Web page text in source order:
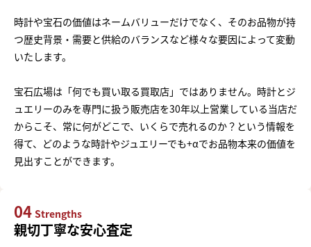
時計や宝石の価値はネームバリューだけでなく、そのお品物が持
つ歴史背景・需要と供給のバランスなど様々な要因によって変動
いたします。
宝石広場は「何でも買い取る買取店」ではありません。時計とジ
ュエリーのみを専門に扱う販売店を30年以上営業している当店だ
からこそ、常に何がどこで、いくらで売れるのか？という情報を
得て、どのような時計やジュエリーでも+αでお品物本来の価値を
見出すことができます。
04 Strengths
親切丁寧な安心査定